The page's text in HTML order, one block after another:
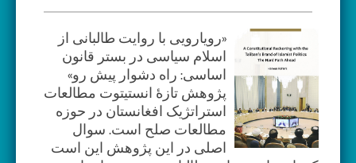
«رویارویی با روایت طالبانی از
اسلام سیاسی در بستر قانون
اساسی: راه دشوار پیش رو»
پژوهش‌ تازۀ انستیتوت مطالعات
استراتژیک افغانستان در حوزه
مطالعات صلح است. سوال
اصلی در این پژوهش این است